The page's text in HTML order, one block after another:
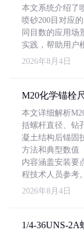
本文系统介绍了
喷砂200目对应
同目数的应用场
实践，帮助用户
2026年8月4日
M20化学锚栓
本文详细解析
括螺杆直径、钻
凝土结构后锚固
方法和典型数值
内容涵盖安装要
程技术人员参考。
2026年8月4日
1/4-36UNS-